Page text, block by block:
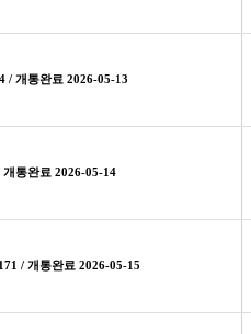
개통완료 2026-05-13
통완료 2026-05-14
/ 개통완료 2026-05-15